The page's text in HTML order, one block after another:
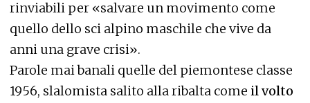
rinviabili per «salvare un movimento come
quello dello sci alpino maschile che vive da
anni una grave crisi».
Parole mai banali quelle del piemontese classe
1956, slalomista salito alla ribalta come il volto